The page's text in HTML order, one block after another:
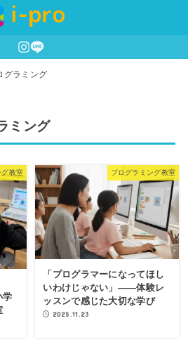
グラミング
ミング
グ教室
学
プログラミング教室
「プログラマーになってほし
いわけじゃない」——体験レ
ッスンで感じた大切な学び
2025.11.23